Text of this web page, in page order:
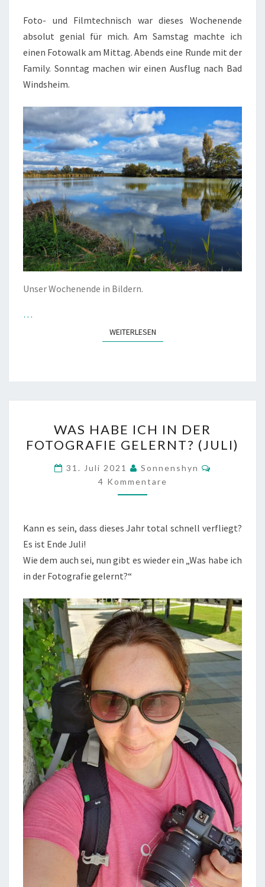
(23./24.10.’21)
Foto- und Filmtechnisch war dieses Wochenende
absolut genial für mich. Am Samstag machte ich
einen Fotowalk am Mittag. Abends eine Runde mit der
Family. Sonntag machen wir einen Ausflug nach Bad
Windsheim.
Unser Wochenende in Bildern.
…
WEITERLESENWEITERLESEN
HABE
ICH
IN
DER
FOTOGRAFIE
(JULI)
WAS HABE ICH IN DER
FOTOGRAFIE GELERNT? (JULI)
31. Juli 2021 Sonnenshyn
4 Kommentare
Kann es sein, dass dieses Jahr total schnell verfliegt?
Es ist Ende Juli!
Wie dem auch sei, nun gibt es wieder ein „Was habe ich
in der Fotografie gelernt?“